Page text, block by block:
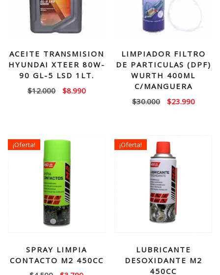
ACEITE TRANSMISION
HYUNDAI XTEER 80W-
90 GL-5 LSD 1LT.
$12.000
El
$12.000.
$8.990El
LIMPIADOR FILTRO
DE PARTICULAS (DPF)
WURTH 400ML
C/MANGUERA
$30.000
El
$30.000.
$23.990El
¡Oferta!
SPRAY LIMPIA
CONTACTO M2 450CC
¡Oferta!
LUBRICANTE
DESOXIDANTE M2
450CC